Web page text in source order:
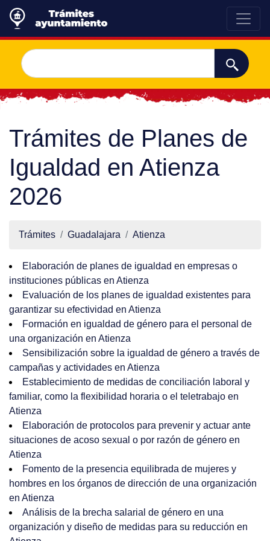
Trámites de Planes de
Igualdad en Atienza
2026
Trámites Guadalajara Atienza
Elaboración de planes de igualdad en empresas o
instituciones públicas en Atienza
Evaluación de los planes de igualdad existentes para
garantizar su efectividad en Atienza
Formación en igualdad de género para el personal de
una organización en Atienza
Sensibilización sobre la igualdad de género a través de
campañas y actividades en Atienza
Establecimiento de medidas de conciliación laboral y
familiar, como la flexibilidad horaria o el teletrabajo en
Atienza
Elaboración de protocolos para prevenir y actuar ante
situaciones de acoso sexual o por razón de género en
Atienza
Fomento de la presencia equilibrada de mujeres y
hombres en los órganos de dirección de una organización
en Atienza
Análisis de la brecha salarial de género en una
organización y diseño de medidas para su reducción en